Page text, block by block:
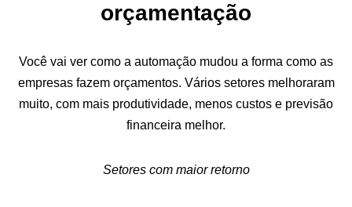
orçamentação
Você vai ver como a automação mudou a forma como as
empresas fazem orçamentos. Vários setores melhoraram
muito, com mais produtividade, menos custos e previsão
financeira melhor.
Setores com maior retorno